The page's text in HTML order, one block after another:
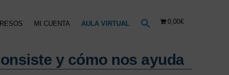
MI CUENTA AULA VIRTUAL 0,00€
y cómo nos ayuda